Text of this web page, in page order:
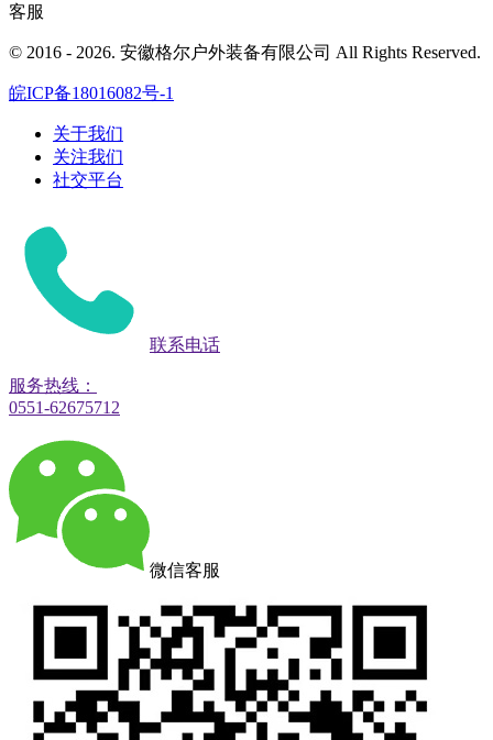
客服
© 2016 - 2026. 安徽格尔户外装备有限公司 All Rights Reserved.
皖ICP备18016082号-1
关于我们
关注我们
社交平台
联系电话
服务热线：
0551-62675712
微信客服